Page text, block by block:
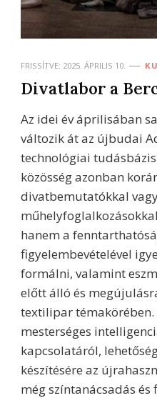
FRISSÍTVE: 2025. ÁPRILIS 10.
Divatlabor a
Az idei év áprilisában
változik át az újbudai
technológiai
közösség azonban
divatbemutatókkal
hanem a
figyelembevételével
formálni, valamint
előtt álló és
textilipar témakörében.
mesterséges
kapcsolatáról,
készítésére az
még színtanácsadás